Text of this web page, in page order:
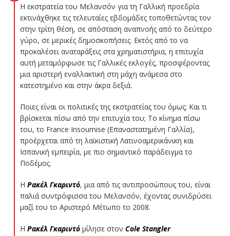
Η εκστρατεία του Μελανσόν για τη Γαλλική προεδρία
εκτινάχθηκε τις τελευταίες εβδομάδες τοποθετώντας τον
στην τρίτη θέση, σε απόσταση αναπνοής από το δεύτερο
γύρο, σε μερικές δημοσκοπήσεις. Εκτός από το να
προκαλέσει αναταράξεις στα χρηματιστήρια, η επιτυχία
αυτή μεταμόρφωσε τις Γαλλικές εκλογές, προσφέροντας
μια αριστερή εναλλακτική στη μάχη ανάμεσα στο
κατεστημένο και στην άκρα δεξιά.
Ποιες είναι οι πολιτικές της εκστρατείας του όμως; Και τι
βρίσκεται πίσω από την επιτυχία του; Το κίνημα πίσω
του, το France Insoumise (Επαναστατημένη Γαλλία),
προέρχεται από τη λαϊκιστική Λατινοαμερικάνικη και
Ισπανική εμπειρία, με πιο σημαντικό παράδειγμα το
Ποδέμος.
Η Ρακέλ Γκαριντό, μια από τις αντιπροσώπους του, είναι
παλιά συντρόφισσα του Μελανσόν, έχοντας συνιδρύσει
μαζί του το Αριστερό Μέτωπο το 2008.
Η Ρακέλ Γκαριντόμίλησε στον Cole Stangler